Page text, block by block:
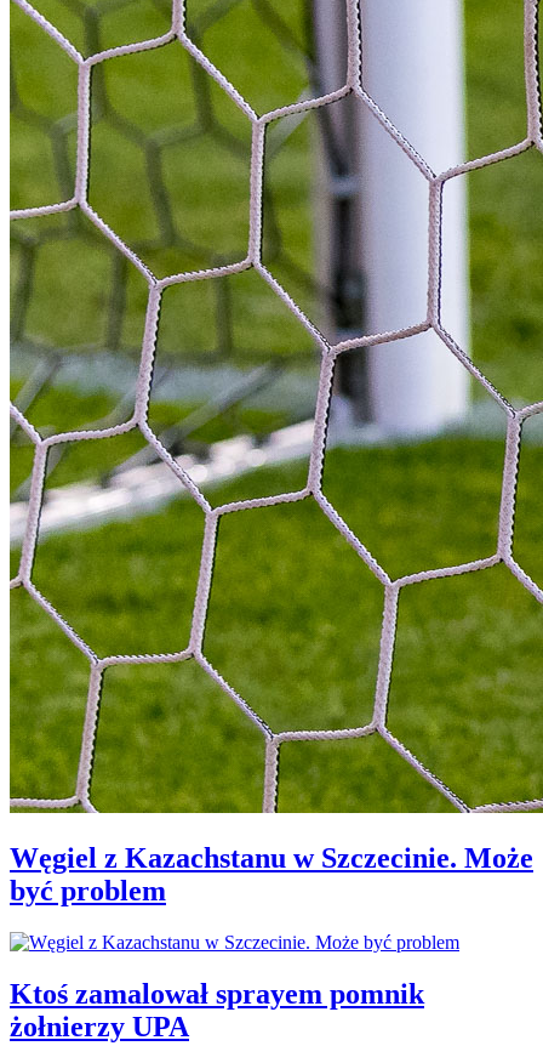
Węgiel z Kazachstanu w Szczecinie. Może
być problem
Ktoś zamalował sprayem pomnik
żołnierzy UPA